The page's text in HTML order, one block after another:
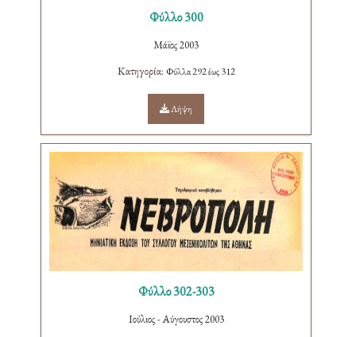
Φύλλο 300
Μάϊος 2003
Κατηγορία: Φύλλα 292 έως 312
Λήψη
Φύλλο 302-303
Ιούλιος - Αύγουστος 2003